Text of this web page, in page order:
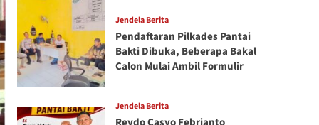
Jendela Berita
Pendaftaran Pilkades Pantai
Bakti Dibuka, Beberapa Bakal
Calon Mulai Ambil Formulir
Jendela Berita